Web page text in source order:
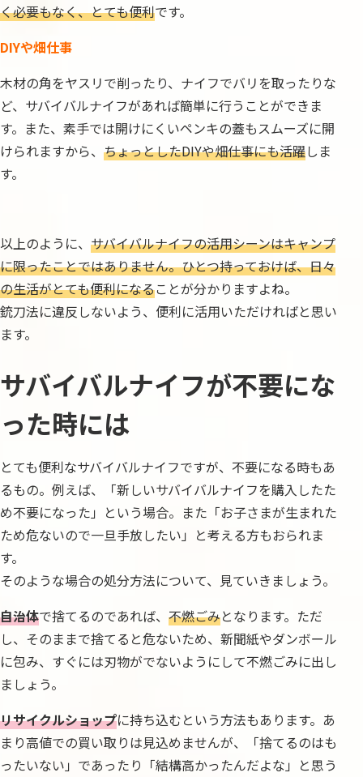
く必要もなく、とても便利です。
DIYや畑仕事
木材の角をヤスリで削ったり、ナイフでバリを取ったりな
ど、サバイバルナイフがあれば簡単に行うことができま
す。また、素手では開けにくいペンキの蓋もスムーズに開
けられますから、 ちょっとしたDIYや畑仕事にも活躍しま
す。
以上のように、 サバイバルナイフの活用シーンはキャンプ
に限ったことではありません。ひとつ持っておけば、日々
の生活がとても便利になることが分かりますよね。
銃刀法に違反しないよう、便利に活用いただければと思い
ます。
サバイバルナイフが不要にな
った時には
とても便利なサバイバルナイフですが、不要になる時もあ
るもの。例えば、「新しいサバイバルナイフを購入したた
め不要になった」という場合。また「お子さまが生まれた
ため危ないので一旦手放したい」と考える方もおられま
す。
そのような場合の処分方法について、見ていきましょう。
自治体で捨てるのであれば、 不燃ごみとなります。ただ
し、そのままで捨てると危ないため、新聞紙やダンボール
に包み、すぐには刃物がでないようにして不燃ごみに出し
ましょう。
リサイクルショップに持ち込むという方法もあります。あ
まり高値での買い取りは見込めませんが、「捨てるのはも
ったいない」であったり「結構高かったんだよな」と思う